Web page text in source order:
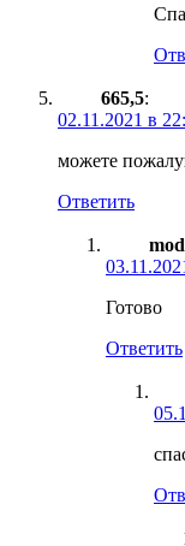
665,5:
02.11.2021 в
можете
Ответить
Готово
Ответить